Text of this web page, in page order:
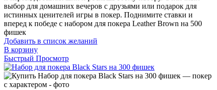
выбор для домашних вечеров с друзьями или подарок для
истинных ценителей игры в покер. Поднимите ставки и
вперед к победе с набором для покера Leather Brown на 500
фишек
Добавить в список желаний
В корзину
Быстрый Просмотр